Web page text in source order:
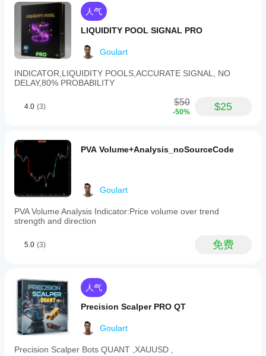
🚀 “尖端技术，实现稳定成果”
机器学习 + 网格交易 + 风险管理的独特结合
5年回测，结果稳健
避免在重大事件期间运行机器人！
人气
LIQUIDITY POOL SIGNAL PRO
Goulart
INDICATOR,LIQUIDITY POOLS,ACCURATE SIGNAL, NO
DELAY,80% PROBABILITY
4.0 (3) $50
-50% $25
PVA Volume+Analysis_noSourceCode
Goulart
PVA Volume Analysis Indicator:Price volume over trend
strength and direction
5.0 (3) 免费
人气
Precision Scalper PRO QT
Goulart
Precision Scalper Bots QUANT ,XAUUSD ,